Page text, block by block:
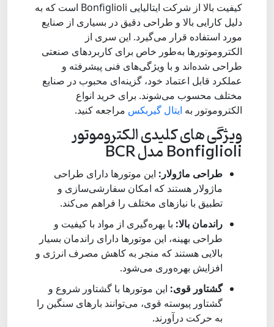
کیفیت بالا از شرکت ایتالیایی Bonfiglioli است که به
دلیل کارایی بالا و طراحی دقیق در بسیاری از صنایع
مورد استفاده قرار می‌گیرد. این سری از
الکتروموتورها به‌طور خاص برای کاربردهای صنعتی
طراحی شده‌اند و با ویژگی‌های فنی پیشرفته و
عملکرد قابل اعتماد خود، گزینه‌ای محبوب در صنایع
مختلف محسوب می‌شوند. برای خرید انواع
الکتروموتور به ایتال گیربکس مراجعه کنید.
ویژگی‌ های کلیدی الکتروموتور
Bonfiglioli مدل BCR
طراحی ماژولار: این موتورها دارای طراحی
ماژولار هستند که امکان سفارشی‌سازی و
تطبیق با نیازهای مختلف را فراهم می‌کند.
راندمان بالا: با بهره‌گیری از مواد با کیفیت و
طراحی بهینه، این موتورها دارای راندمان بسیار
بالایی هستند که منجر به کاهش مصرف انرژی و
افزایش بهره‌وری می‌شود.
گشتاور قوی: این موتورها با گشتاور شروع و
گشتاور پیوسته قوی، می‌توانند بارهای سنگین را
به حرکت درآورند.